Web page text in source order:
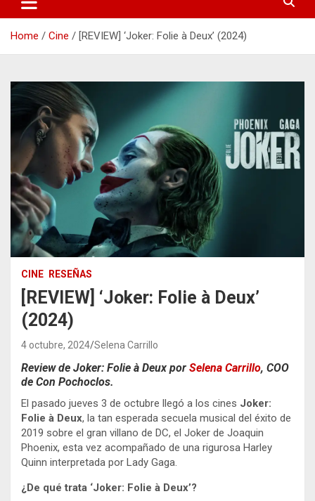
Home Cine [REVIEW] ‘Joker: Folie à Deux’ (2024)
CINE RESEÑAS
[REVIEW] ‘Joker: Folie à Deux’
(2024)
4 octubre, 2024 Selena Carrillo
Review de Joker: Folie à Deux por Selena Carrillo, COO
de Con Pochoclos.
El pasado jueves 3 de octubre llegó a los cines Joker:
Folie à Deux, la tan esperada secuela musical del éxito de
2019 sobre el gran villano de DC, el Joker de Joaquin
Phoenix, esta vez acompañado de una rigurosa Harley
Quinn interpretada por Lady Gaga.
¿De qué trata ‘Joker: Folie à Deux’?